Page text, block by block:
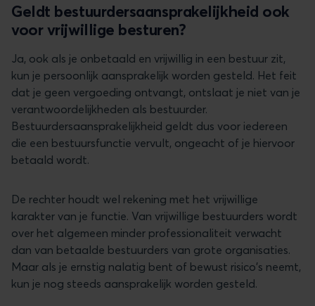
Geldt bestuurdersaansprakelijkheid ook
voor vrijwillige besturen?
Ja, ook als je onbetaald en vrijwillig in een bestuur zit,
kun je persoonlijk aansprakelijk worden gesteld. Het feit
dat je geen vergoeding ontvangt, ontslaat je niet van je
verantwoordelijkheden als bestuurder.
Bestuurdersaansprakelijkheid geldt dus voor iedereen
die een bestuursfunctie vervult, ongeacht of je hiervoor
betaald wordt.
De rechter houdt wel rekening met het vrijwillige
karakter van je functie. Van vrijwillige bestuurders wordt
over het algemeen minder professionaliteit verwacht
dan van betaalde bestuurders van grote organisaties.
Maar als je ernstig nalatig bent of bewust risico's neemt,
kun je nog steeds aansprakelijk worden gesteld.